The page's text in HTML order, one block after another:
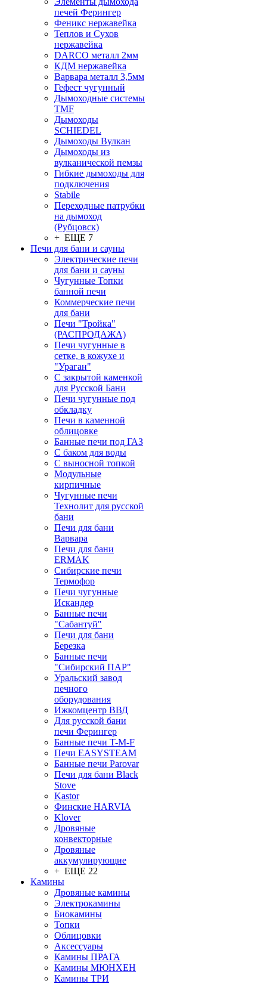
печей Ферингер
Феникс нержавейка
Теплов и Сухов
нержавейка
DARCO металл 2мм
КДМ нержавейка
Варвара металл 3,5мм
Гефест чугунный
Дымоходные системы
TMF
Дымоходы
SCHIEDEL
Дымоходы Вулкан
Дымоходы из
вулканической пемзы
Гибкие дымоходы для
подключения
Stabile
Переходные патрубки
на дымоход
(Рубцовск)
+ ЕЩЕ 7
Печи для бани и сауны
Электрические печи
для бани и сауны
Чугунные Топки
банной печи
Коммерческие печи
для бани
Печи "Тройка"
(РАСПРОДАЖА)
Печи чугунные в
сетке, в кожухе и
"Ураган"
С закрытой каменкой
для Русской Бани
Печи чугунные под
обкладку
Печи в каменной
облицовке
Банные печи под ГАЗ
С баком для воды
С выносной топкой
Модульные
кирпичные
Чугунные печи
Технолит для русской
бани
Печи для бани
Варвара
Печи для бани
ERMAK
Сибирские печи
Термофор
Печи чугунные
Искандер
Банные печи
"Сабантуй"
Печи для бани
Березка
Банные печи
"Сибирский ПАР"
Уральский завод
печного
оборудования
Ижкомцентр ВВД
Для русской бани
печи Ферингер
Банные печи T-M-F
Печи EASYSTEAM
Банные печи Parovar
Печи для бани Black
Stove
Kastor
Финские HARVIA
Klover
Дровяные
конвекторные
Дровяные
аккумулирующие
+ ЕЩЕ 22
Камины
Дровяные камины
Электрокамины
Биокамины
Топки
Облицовки
Аксессуары
Камины ПРАГА
Камины МЮНХЕН
Камины ТРИ